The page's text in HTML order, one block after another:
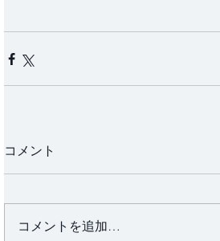
コメント
コメントを追加…